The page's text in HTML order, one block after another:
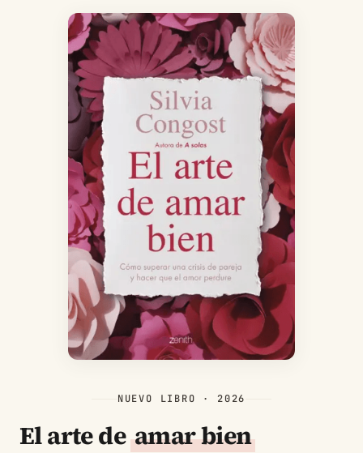
NUEVO LIBRO · 2026
El arte de amar bien